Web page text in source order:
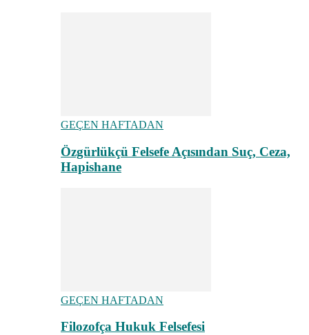
GEÇEN HAFTADAN
Özgürlükçü Felsefe Açısından Suç, Ceza,
Hapishane
GEÇEN HAFTADAN
Filozofça Hukuk Felsefesi